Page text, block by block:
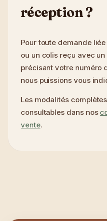
réception ?
Pour toute demande
ou un colis reçu avec
précisant votre numéro
nous puissions vous
Les modalités
consultables dans nos
vente.